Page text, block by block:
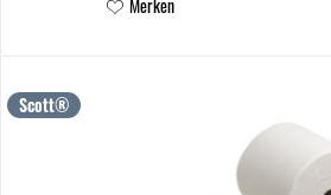
Merken
Scott®